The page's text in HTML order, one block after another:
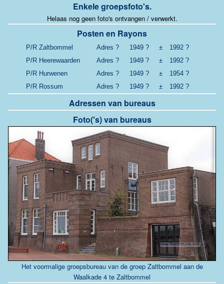
Enkele groepsfoto's.
Helaas nog geen foto's ontvangen / verwerkt.
Posten en Rayons
P/R Zaltbommel Adres ? 1949 ? ±
1992 ?
P/R Heerewaarden
Adres ? 1949 ? ±
1992 ?
P/R Hurwenen
Adres ? 1949 ? ±
1954 ?
P/R Rossum
Adres ? 1949 ? ± 1992 ?
Adressen van bureaus
Foto('s) van bureaus
Het voormalige groepsbureau van de groep Zaltbommel aan de
Waalkade 4 te Zaltbommel